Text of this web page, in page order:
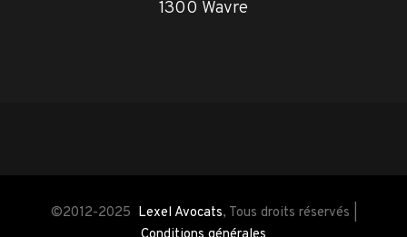
1300 Wavre
©2012-2025 Lexel Avocats, Tous droits réservés |